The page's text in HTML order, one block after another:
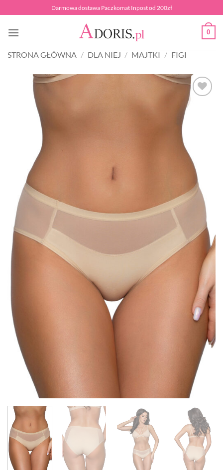
do
zawartości
Darmowa dostawa Paczkomat Inpost od 200zł
0
STRONA GŁÓWNA / DLA NIEJ / MAJTKI / FIGI